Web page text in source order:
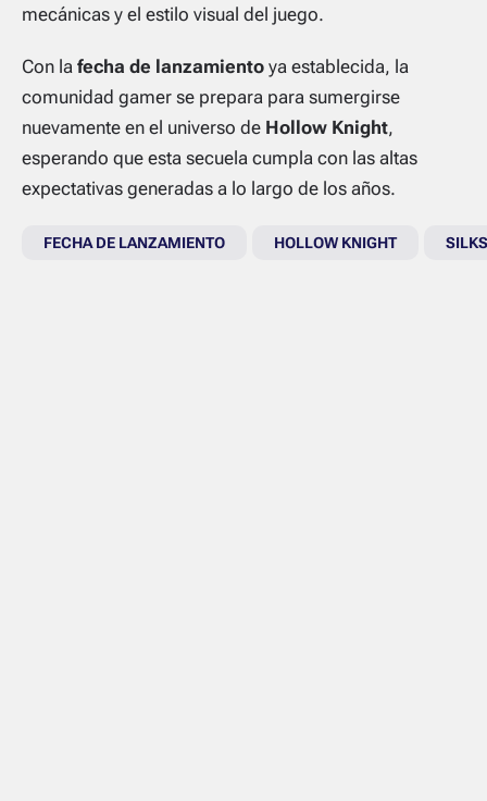
mecánicas y el estilo visual del juego.
Con la fecha de lanzamiento ya establecida, la
comunidad gamer se prepara para sumergirse
nuevamente en el universo de Hollow Knight,
esperando que esta secuela cumpla con las altas
expectativas generadas a lo largo de los años.
FECHA DE LANZAMIENTO HOLLOW KNIGHT